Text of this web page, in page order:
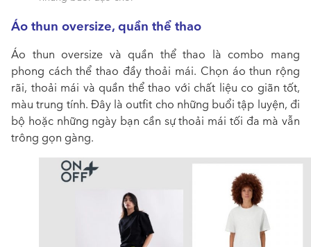
Áo thun oversize, quần thể thao
Áo thun oversize và quần thể thao là combo mang
phong cách thể thao đầy thoải mái. Chọn áo thun rộng
rãi, thoải mái và quần thể thao với chất liệu co giãn tốt,
màu trung tính. Đây là outfit cho những buổi tập luyện, đi
bộ hoặc những ngày bạn cần sự thoải mái tối đa mà vẫn
trông gọn gàng.